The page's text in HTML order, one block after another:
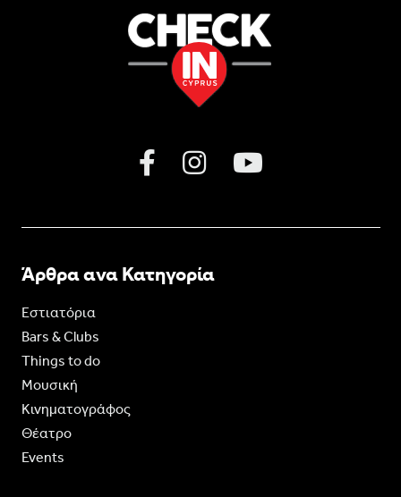
Άρθρα ανα Κατηγορία
Εστιατόρια
Bars & Clubs
Things to do
Moυσική
Κινηματογράφος
Θέατρο
Events